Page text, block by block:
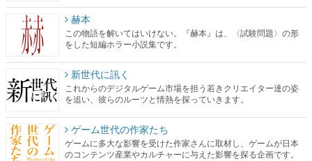
赫本
この物語を解いてはいけない。『赫本』は、〈試験問題〉の形
をした短編ホラー小説集です。
新世代に訊く
これからのデジタルゲーム市場を担う若きクリエイター達の姿
を追い、彼らのルーツと情熱を探っていきます。
ゲーム世代の作家たち
ゲームに多大な影響を受けた作家さんに取材し、ゲームが日本
のコンテンツ産業やカルチャーに与えた影響を探る企画です。